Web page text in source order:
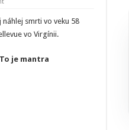
smrti vo veku 58
vo Virgínii.
je mantra